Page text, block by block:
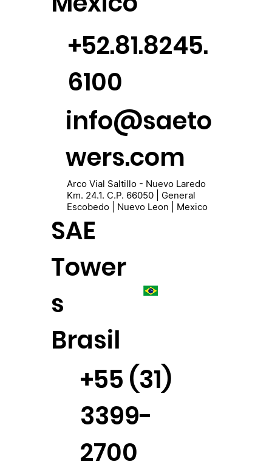
+52.81.8245.
6100
info@saeto
wers.com
Arco Vial Saltillo - Nuevo Laredo
Km. 24.1. C.P. 66050 | General
Escobedo | Nuevo Leon | Mexico
SAE
Tower
s
Brasil
+55 (31)
3399-
2700